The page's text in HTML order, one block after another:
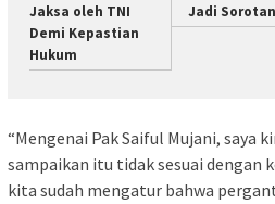
Jaksa oleh TNI
Demi Kepastian
Hukum
Jadi Sorotan
“Mengenai Pak Saiful Mujani, saya
sampaikan itu tidak sesuai
kita sudah mengatur bahwa